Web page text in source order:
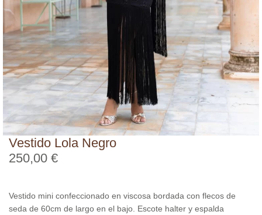
Vestido Lola Negro
250,00 €
Vestido mini confeccionado en viscosa bordada con flecos de
seda de 60cm de largo en el bajo. Escote halter y espalda